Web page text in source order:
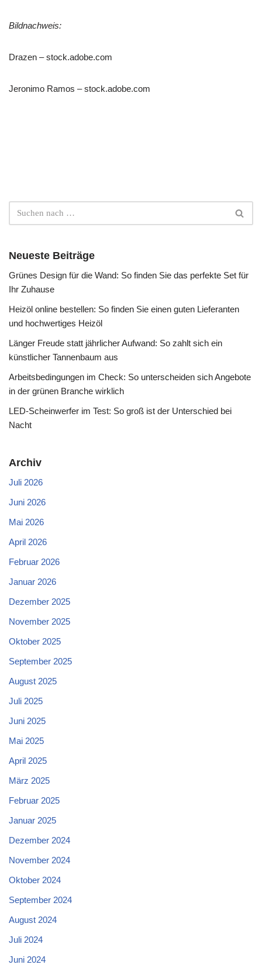
Bildnachweis:
Drazen – stock.adobe.com
Jeronimo Ramos – stock.adobe.com
Neueste Beiträge
Grünes Design für die Wand: So finden Sie das perfekte Set für
Ihr Zuhause
Heizöl online bestellen: So finden Sie einen guten Lieferanten
und hochwertiges Heizöl
Länger Freude statt jährlicher Aufwand: So zahlt sich ein
künstlicher Tannenbaum aus
Arbeitsbedingungen im Check: So unterscheiden sich Angebote
in der grünen Branche wirklich
LED-Scheinwerfer im Test: So groß ist der Unterschied bei
Nacht
Archiv
Juli 2026
Juni 2026
Mai 2026
April 2026
Februar 2026
Januar 2026
Dezember 2025
November 2025
Oktober 2025
September 2025
August 2025
Juli 2025
Juni 2025
Mai 2025
April 2025
März 2025
Februar 2025
Januar 2025
Dezember 2024
November 2024
Oktober 2024
September 2024
August 2024
Juli 2024
Juni 2024